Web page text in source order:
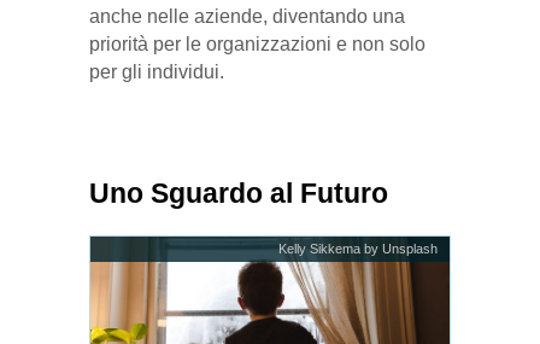
anche nelle aziende, diventando una
priorità per le organizzazioni e non solo
per gli individui.
Uno Sguardo al Futuro
Kelly Sikkema by Unsplash